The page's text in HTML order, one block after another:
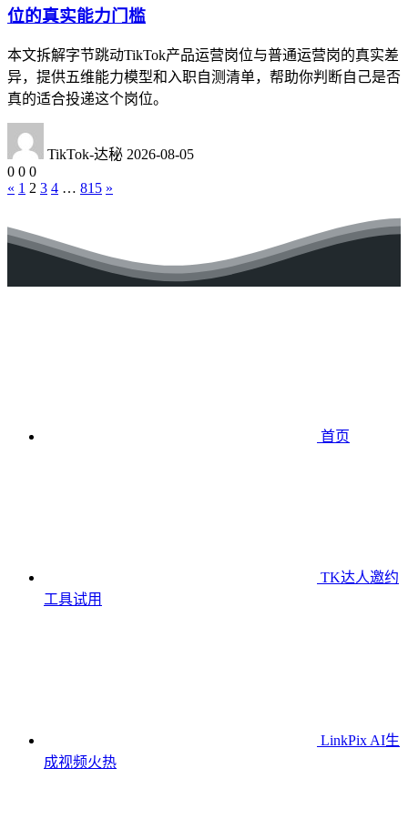
位的真实能力门槛
本文拆解字节跳动TikTok产品运营岗位与普通运营岗的真实差
异，提供五维能力模型和入职自测清单，帮助你判断自己是否
真的适合投递这个岗位。
TikTok-达秘 2026-08-05
0 0 0
« 1 2 3 4 … 815 »
首页
TK达人邀约
工具试用
LinkPix AI生
成视频火热